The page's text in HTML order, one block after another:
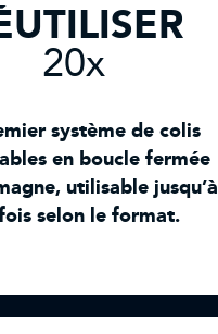
20x
système de colis
en boucle fermée
utilisable jusqu’à
selon le format.